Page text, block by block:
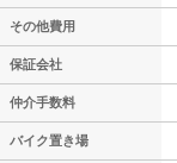
その他費用
保証会社
仲介手数料
バイク置き場